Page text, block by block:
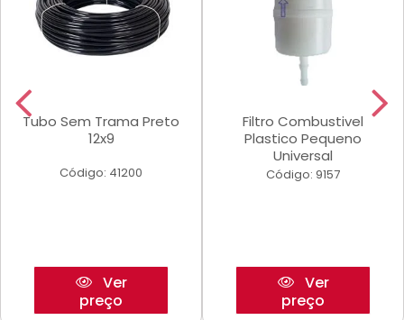
Tubo Sem Trama Preto
12x9
Código: 41200
Ver
preço
Filtro Combustivel
Plastico Pequeno
Universal
Código: 9157
Ver
preço